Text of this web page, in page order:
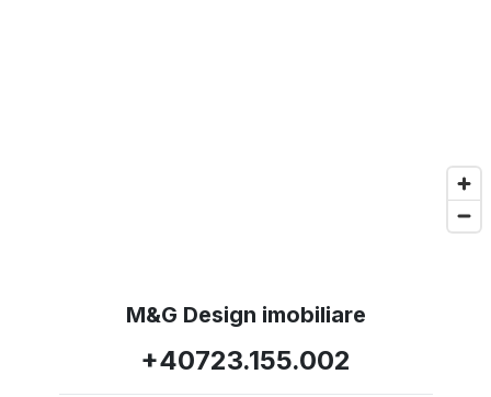
M&G Design imobiliare
+40723.155.002